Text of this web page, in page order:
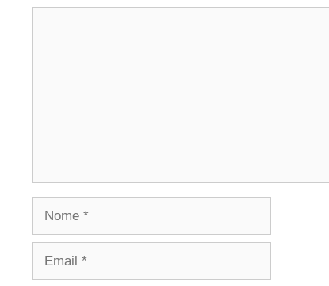
Nome
Email